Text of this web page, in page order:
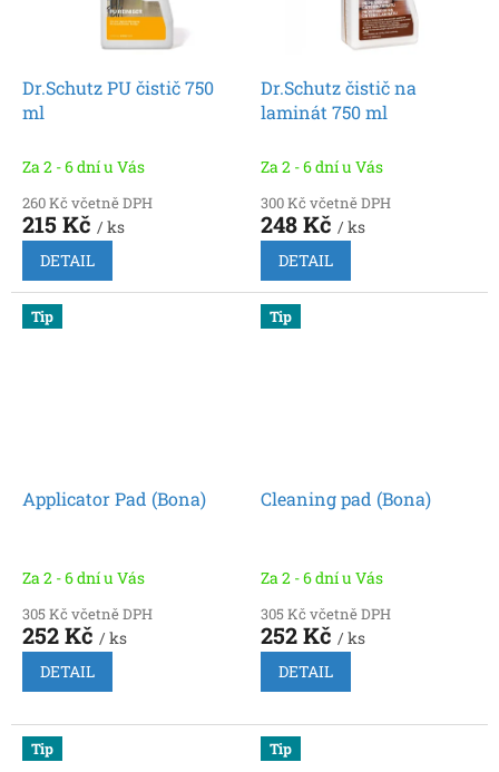
Dr.Schutz PU čistič 750
ml
Za 2 - 6 dní u Vás
260 Kč včetně DPH
215 Kč / ks
DETAIL
Dr.Schutz čistič na
laminát 750 ml
Za 2 - 6 dní u Vás
300 Kč včetně DPH
248 Kč / ks
DETAIL
Tip
Applicator Pad (Bona)
Za 2 - 6 dní u Vás
305 Kč včetně DPH
252 Kč / ks
DETAIL
Tip
Cleaning pad (Bona)
Za 2 - 6 dní u Vás
305 Kč včetně DPH
252 Kč / ks
DETAIL
Tip Tip